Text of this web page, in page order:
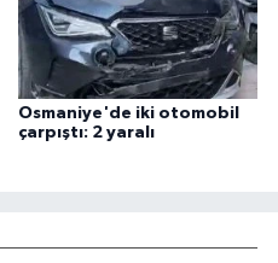
Osmaniye'de iki otomobil
çarpıştı: 2 yaralı